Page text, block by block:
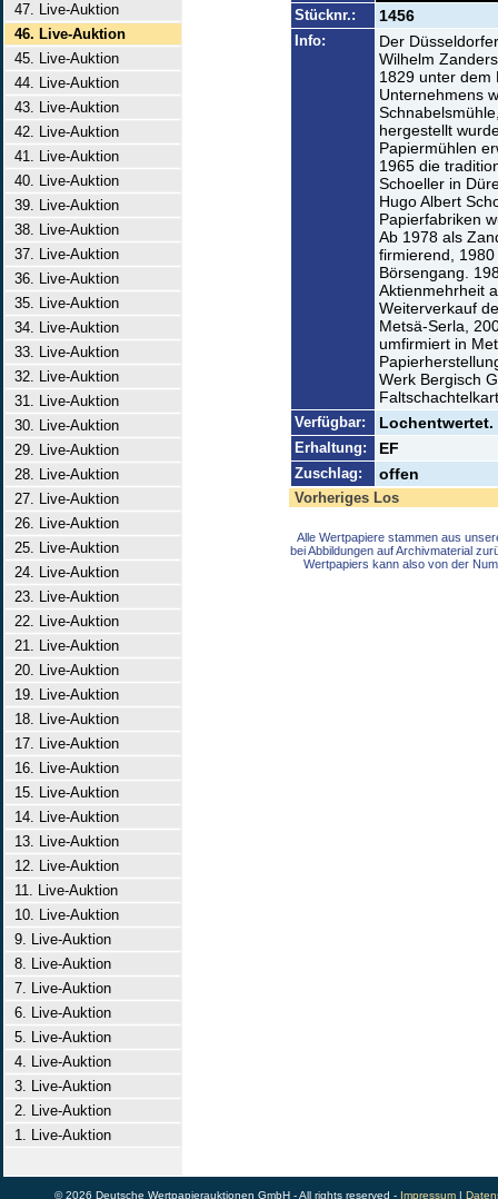
47. Live-Auktion
46. Live-Auktion
45. Live-Auktion
44. Live-Auktion
43. Live-Auktion
42. Live-Auktion
41. Live-Auktion
40. Live-Auktion
39. Live-Auktion
38. Live-Auktion
37. Live-Auktion
36. Live-Auktion
35. Live-Auktion
34. Live-Auktion
33. Live-Auktion
32. Live-Auktion
31. Live-Auktion
30. Live-Auktion
29. Live-Auktion
28. Live-Auktion
27. Live-Auktion
26. Live-Auktion
25. Live-Auktion
24. Live-Auktion
23. Live-Auktion
22. Live-Auktion
21. Live-Auktion
20. Live-Auktion
19. Live-Auktion
18. Live-Auktion
17. Live-Auktion
16. Live-Auktion
15. Live-Auktion
14. Live-Auktion
13. Live-Auktion
12. Live-Auktion
11. Live-Auktion
10. Live-Auktion
9. Live-Auktion
8. Live-Auktion
7. Live-Auktion
6. Live-Auktion
5. Live-Auktion
4. Live-Auktion
3. Live-Auktion
2. Live-Auktion
1. Live-Auktion
Stücknr.: 1456
Info:
Der
Wilhelm
1829 unter dem
Unternehmens
hergestellt
Papiermühlen
1965 die
Schoeller in
Hugo Albert
Papierfabriken
Ab 1978 als
firmierend,
Börsengang.
Aktienmehrheit
Weiterverkauf
Metsä-Serla,
umfirmiert in
Werk Bergisch
Verfügbar: Lochentwertet.
Erhaltung: EF
Zuschlag: offen
Vorheriges Los
Alle Wertpapiere stammen aus
bei Abbildungen auf Archivmaterial
Wertpapiers kann also von der
© 2026 Deutsche Wertpapierauktionen GmbH - All rights reserved - Impressum|